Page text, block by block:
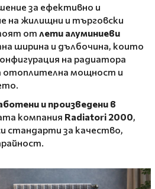
за ефективно и
на жилищни и търговски
от лети алуминиеви
ширина и дълбочина, които
на радиатора
отоплителна мощност и
и произведени в
компания Radiatori 2000,
стандарти за качество,